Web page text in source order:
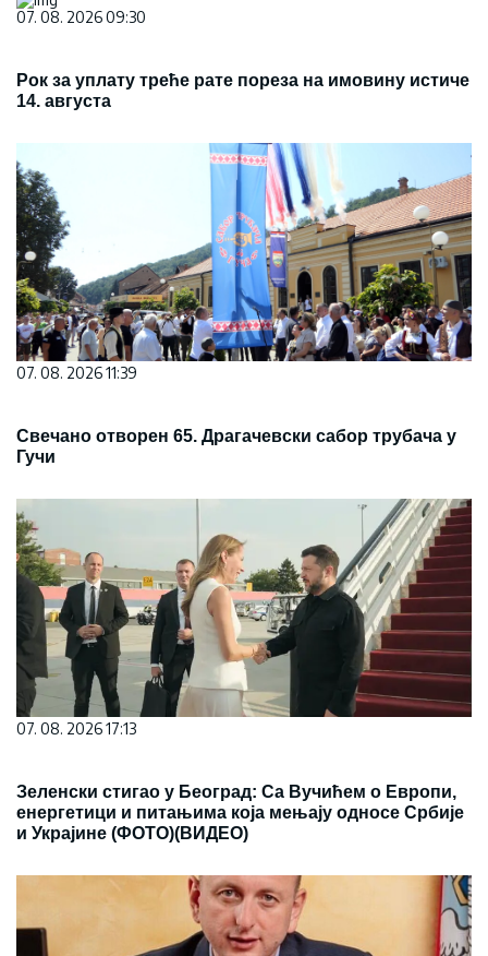
07. 08. 2026 09:30
Рок за уплату треће рате пореза на имовину истиче
14. августа
07. 08. 2026 11:39
Свечано отворен 65. Драгачевски сабор трубача у
Гучи
07. 08. 2026 17:13
Зеленски стигао у Београд: Са Вучићем о Европи,
енергетици и питањима која мењају односе Србије
и Украјине (ФОТО)(ВИДЕО)